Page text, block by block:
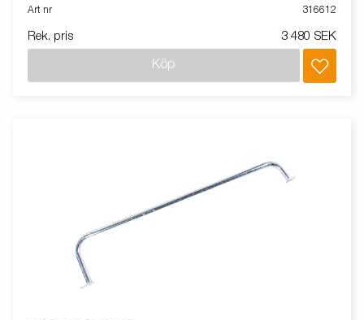
Art nr
316612
Rek. pris 3 480 SEK
Köp